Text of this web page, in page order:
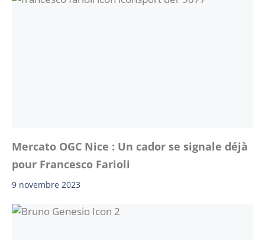
Mercato OGC Nice : Un cador se signale déjà
pour Francesco Farioli
9 novembre 2023